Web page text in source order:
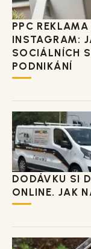
PPC
INSTAGRAM:
SOCIÁLNÍCH
PODNIKÁNÍ
DODÁVKU SI
ONLINE. JAK